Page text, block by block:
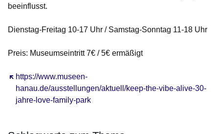
beeinflusst.
Dienstag-Freitag 10-17 Uhr / Samstag-Sonntag 11-18 Uhr
Preis: Museumseintritt 7€ / 5€ ermäßigt
https://www.museen-
hanau.de/ausstellungen/aktuell/keep-the-vibe-alive-30-
jahre-love-family-park
Öffnet sich in einem neuen Fenster